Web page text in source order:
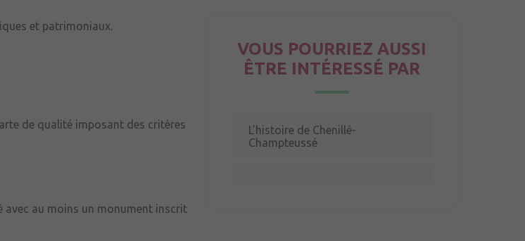
et patrimoniaux.
de qualité imposant des critères
au moins un monument inscrit
VOUS POURRIEZ AUSSI
ÊTRE INTÉRESSÉ PAR
L’histoire de Chenillé-
Champteussé